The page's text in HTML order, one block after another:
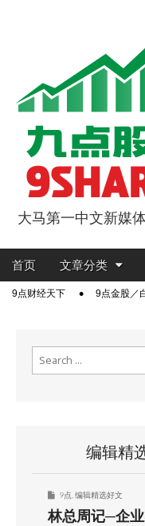
9点股
大马第一中文新媒
Main
Skip
content
首页 文章分类
Sub9点财经天下 9点金股／
编辑精
9点 编辑精选好文
林总周记─企